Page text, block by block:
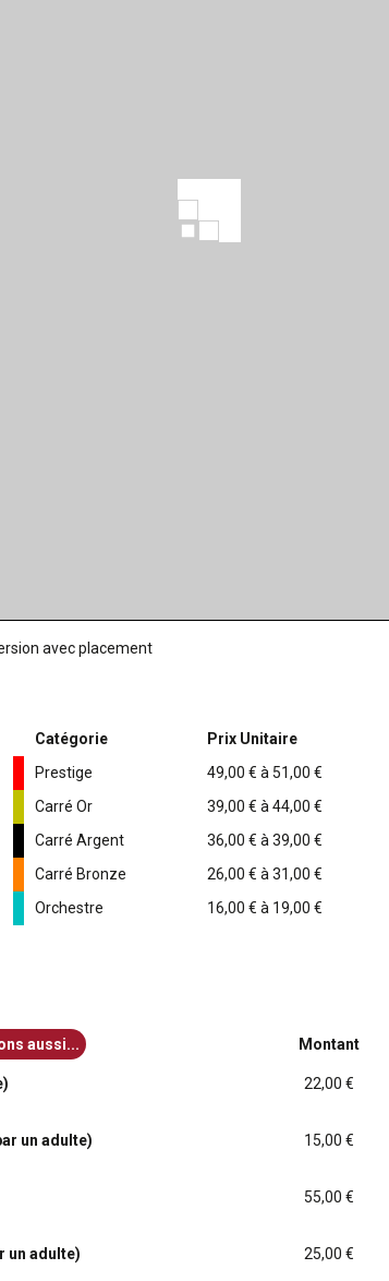
avec placement
Catégorie
Prix Unitaire
Prestige
49,00 € à 51,00 €
Carré Or
39,00 € à 44,00 €
Carré Argent
36,00 € à 39,00 €
Carré Bronze
26,00 € à 31,00 €
Orchestre
16,00 € à 19,00 €
aussi... Montant
22,00 €
un adulte) 15,00 €
55,00 €
un adulte) 25,00 €